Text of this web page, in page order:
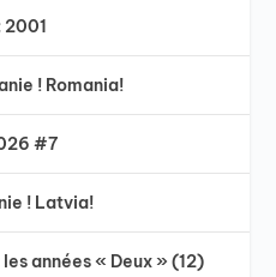
2001
! Romania!
#7
! Latvia!
années « Deux » (12)